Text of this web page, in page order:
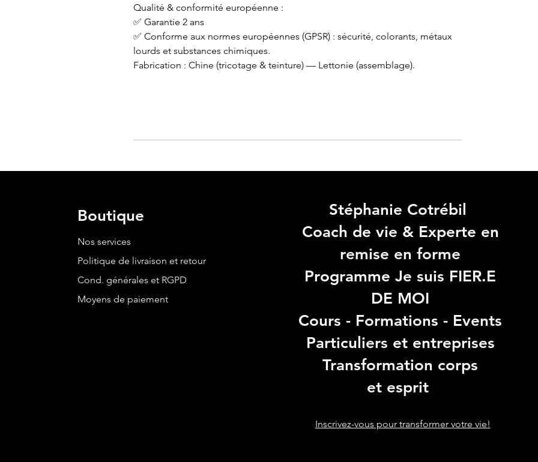
Qualité & conformité européenne :
✅ Garantie 2 ans
✅ Conforme aux normes européennes (GPSR) : sécurité, colorants, métaux
lourds et substances chimiques.
Fabrication : Chine (tricotage & teinture) — Lettonie (assemblage).
Boutique
Nos services
Politique de livraison et retour
Cond. générales et RGPD
Moyens de paiement
Stéphanie Cotrébil
Coach de vie & Experte en
remise en forme
Programme Je suis FIER.E
DE MOI
Cours - Formations - Events
Particuliers et entreprises
Transformation corps
et esprit
Inscrivez-vous pour transformer votre vie!